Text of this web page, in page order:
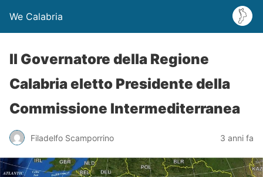
We Calabria
Il Governatore della Regione
Calabria eletto Presidente della
Commissione Intermediterranea
Filadelfo Scamporrino 3 anni fa